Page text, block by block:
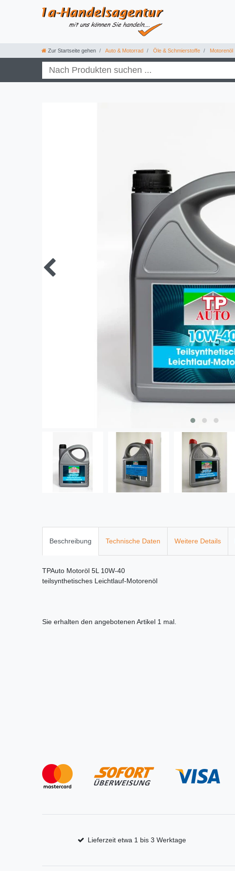
Zur Startseite gehen Auto & Motorrad Öle & Schmierstoffe Motorenöl
Beschreibung Technische Daten Weitere Details
TPAuto Motoröl 5L 10W-40
teilsynthetisches Leichtlauf-Motorenöl
Sie erhalten den angebotenen Artikel 1 mal.
Lieferzeit etwa 1 bis 3 Werktage